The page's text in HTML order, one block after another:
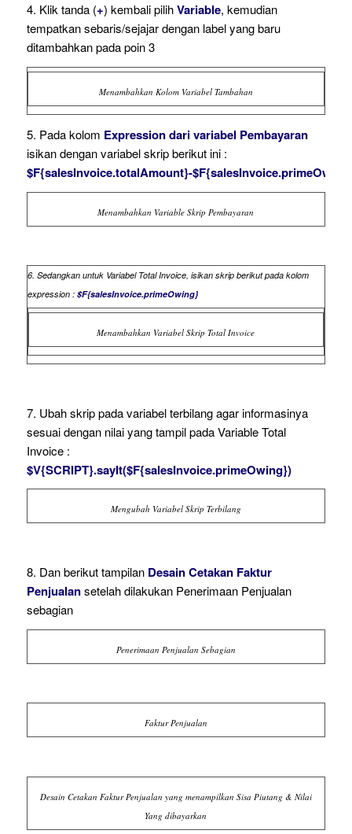
4. Klik tanda (+) kembali pilihVariable, kemudian
tempatkan sebaris/sejajar dengan label yang baru
ditambahkan pada poin 3
Menambahkan Kolom Variabel Tambahan
5. Pada kolom Expression dari variabel Pembayaran
isikan dengan variabel skrip berikut ini :
$F{salesInvoice.totalAmount}-
Menambahkan Variable Skrip Pembayaran
6. Sedangkan untuk Variabel Total Invoice, isikan skrip berikut pada kolom
expression : $F{salesInvoice.primeOwing}
Menambahkan Variabel Skrip Total Invoice
7. Ubah skrip pada variabel terbilang agar informasinya
sesuai dengan nilai yang tampil pada Variable Total
Invoice :
$V{SCRIPT}.sayIt($F{salesInvoice.primeOwing})
Mengubah Variabel Skrip Terbilang
8. Dan berikut tampilan Desain Cetakan Faktur
Penjualansetelah dilakukan Penerimaan Penjualan
sebagian
Penerimaan Penjualan Sebagian
Faktur Penjualan
Desain Cetakan Faktur Penjualan yang menampilkan Sisa Piutang & Nilai
Yang dibayarkan